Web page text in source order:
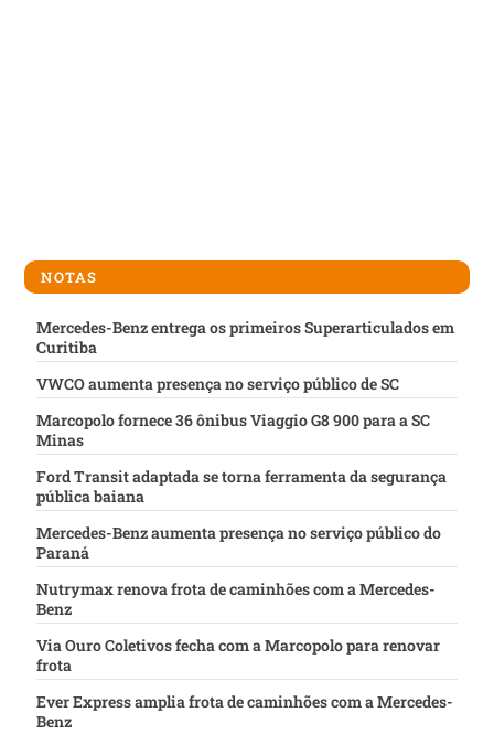
NOTAS
Mercedes-Benz entrega os primeiros Superarticulados em
Curitiba
VWCO aumenta presença no serviço público de SC
Marcopolo fornece 36 ônibus Viaggio G8 900 para a SC
Minas
Ford Transit adaptada se torna ferramenta da segurança
pública baiana
Mercedes-Benz aumenta presença no serviço público do
Paraná
Nutrymax renova frota de caminhões com a Mercedes-
Benz
Via Ouro Coletivos fecha com a Marcopolo para renovar
frota
Ever Express amplia frota de caminhões com a Mercedes-
Benz